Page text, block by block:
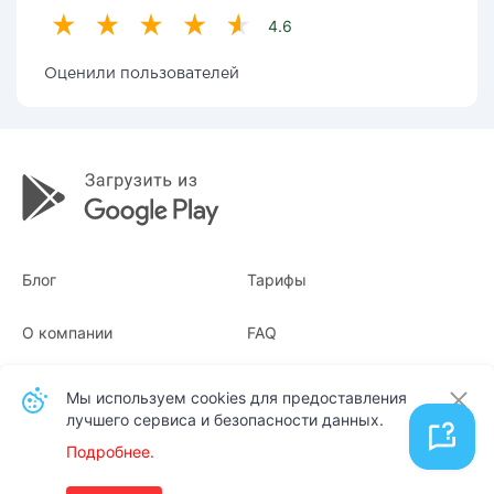
4.6
Оценили пользователей
Блог Тарифы
О компании
Квитанции
FAQ
Мы используем cookies для предоставления
лучшего сервиса и безопасности данных.
Подробнее.